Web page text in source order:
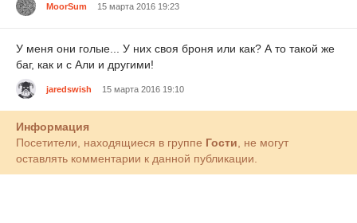
MoorSum 15 марта 2016 19:23
У меня они голые... У них своя броня или как? А то такой же
баг, как и с Али и другими!
jaredswish 15 марта 2016 19:10
Информация
Посетители, находящиеся в группе Гости, не могут
оставлять комментарии к данной публикации.